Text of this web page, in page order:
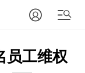
员工维权